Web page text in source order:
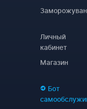
Личный
кабинет
Магазин
Бот